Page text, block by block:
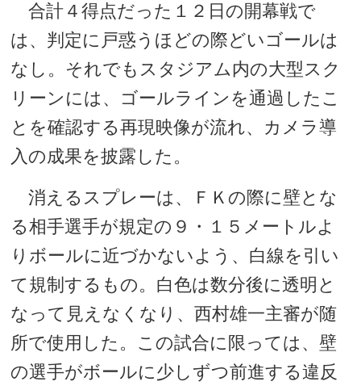
合計４得点だった１２日の開幕戦で
は、判定に戸惑うほどの際どいゴールは
なし。それでもスタジアム内の大型スク
リーンには、ゴールラインを通過したこ
とを確認する再現映像が流れ、カメラ導
入の成果を披露した。
消えるスプレーは、ＦＫの際に壁とな
る相手選手が規定の９・１５メートルよ
りボールに近づかないよう、白線を引い
て規制するもの。白色は数分後に透明と
なって見えなくなり、西村雄一主審が随
所で使用した。この試合に限っては、壁
の選手がボールに少しずつ前進する違反